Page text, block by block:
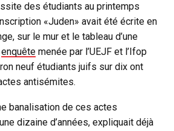
des étudiants au printemps
«Juden» avait été écrite en
sur le mur et le tableau d’une
enquête menée par l’UEJF et l’Ifop
neuf étudiants juifs sur dix ont
antisémites.
banalisation de ces actes
dizaine d’années, expliquait déjà